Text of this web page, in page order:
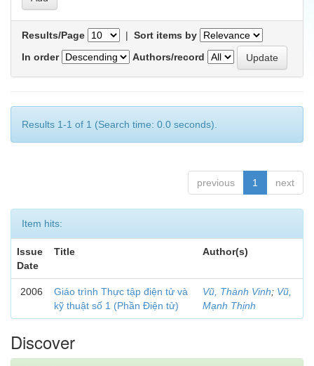
Results/Page | Sort items by
In order
Authors/record
Results 1-1 of 1 (Search time: 0.0 seconds).
previous 1 next
Item hits:
Issue
Date
Title Author(s)
2006
Giáo trình Thực tập điện tử và
kỹ thuật số 1 (Phần Điện tử)
Vũ, Thành Vinh; Vũ,
Mạnh Thịnh
Discover